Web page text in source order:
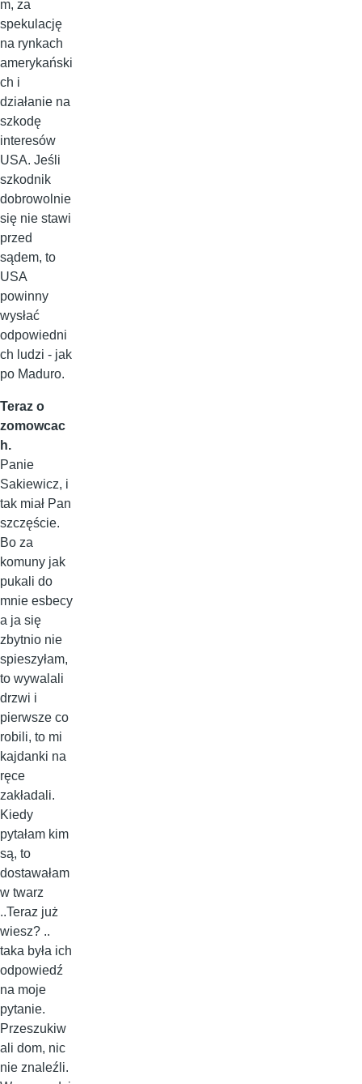
m, za
spekulację
na rynkach
amerykański
ch i
działanie na
szkodę
interesów
USA. Jeśli
szkodnik
dobrowolnie
się nie stawi
przed
sądem, to
USA
powinny
wysłać
odpowiedni
ch ludzi - jak
po Maduro.
Teraz o
zomowcac
h.
Panie
Sakiewicz, i
tak miał Pan
szczęście.
Bo za
komuny jak
pukali do
mnie esbecy
a ja się
zbytnio nie
spieszyłam,
to wywalali
drzwi i
pierwsze co
robili, to mi
kajdanki na
ręce
zakładali.
Kiedy
pytałam kim
są, to
dostawałam
w twarz
..Teraz już
wiesz? ..
taka była ich
odpowiedź
na moje
pytanie.
Przeszukiw
ali dom, nic
nie znaleźli.